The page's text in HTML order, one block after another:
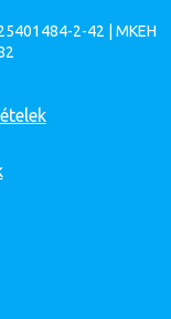
2-42 | MKEH